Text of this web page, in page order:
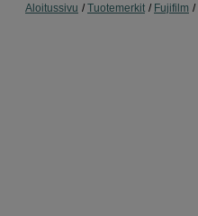
Aloitussivu Tuotemerkit Fujifilm